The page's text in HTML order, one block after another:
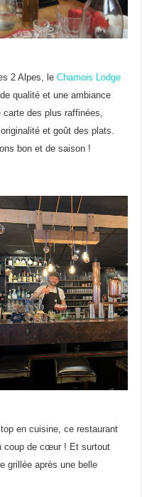
2 Alpes, le Chamois Lodge
qualité et une ambiance
carte des plus raffinées,
et goût des plats.
bon et de saison !
en cuisine, ce restaurant
coup de cœur ! Et surtout
grillée après une belle